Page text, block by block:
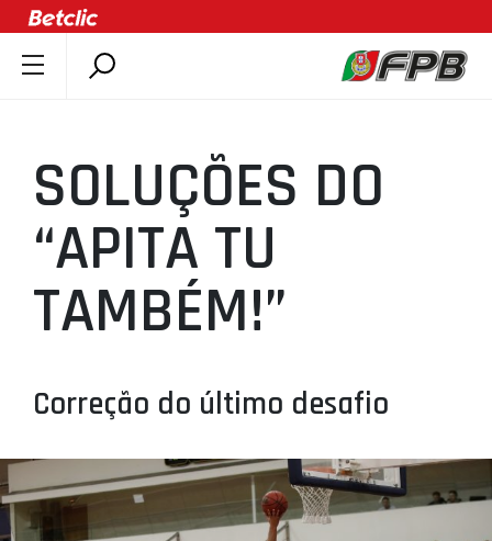
ÚLTIMAS
COMPETIÇÕES
ASSOCIAÇÕES
CLUBES
AGENTES
SELEÇÕES
ÁREA TÉCNICA
PROJETOS
SOLUÇÕES DO
“APITA TU
TAMBÉM!”
Correção do último desafio